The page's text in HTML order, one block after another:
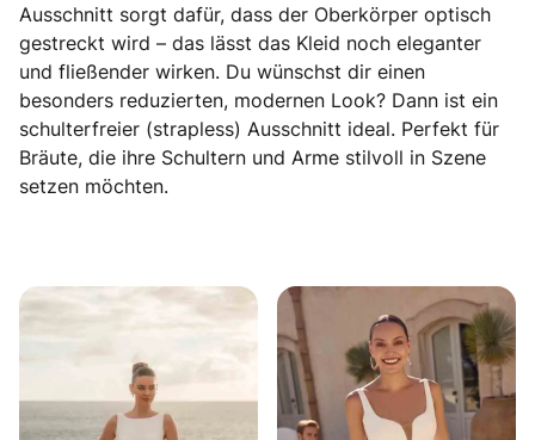
Ausschnitt sorgt dafür, dass der Oberkörper optisch
gestreckt wird – das lässt das Kleid noch eleganter
und fließender wirken. Du wünschst dir einen
besonders reduzierten, modernen Look? Dann ist ein
schulterfreier (strapless) Ausschnitt ideal. Perfekt für
Bräute, die ihre Schultern und Arme stilvoll in Szene
setzen möchten.